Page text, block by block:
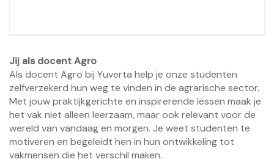
Jij als docent Agro
Als docent Agro bij Yuverta help je onze studenten
zelfverzekerd hun weg te vinden in de agrarische sector.
Met jouw praktijkgerichte en inspirerende lessen maak je
het vak niet alleen leerzaam, maar ook relevant voor de
wereld van vandaag en morgen. Je weet studenten te
motiveren en begeleidt hen in hun ontwikkeling tot
vakmensen die het verschil maken.